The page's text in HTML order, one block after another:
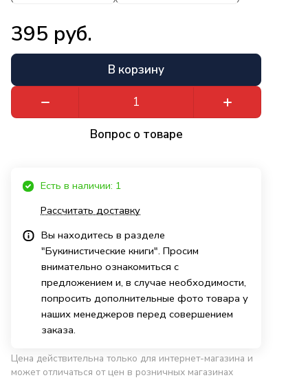
395 руб.
В корзину
Вопрос о товаре
Есть в наличии: 1
Рассчитать доставку
Вы находитесь в разделе
"Букинистические книги". Просим
внимательно ознакомиться с
предложением и, в случае необходимости,
попросить дополнительные фото товара у
наших менеджеров перед совершением
заказа.
Цена действительна только для интернет-магазина и
может отличаться от цен в розничных магазинах